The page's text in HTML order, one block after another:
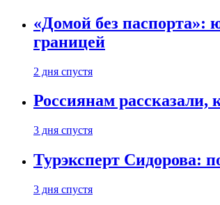
«Домой без паспорта»:
границей
2 дня спустя
Россиянам рассказали,
3 дня спустя
Турэксперт Сидорова:
3 дня спустя